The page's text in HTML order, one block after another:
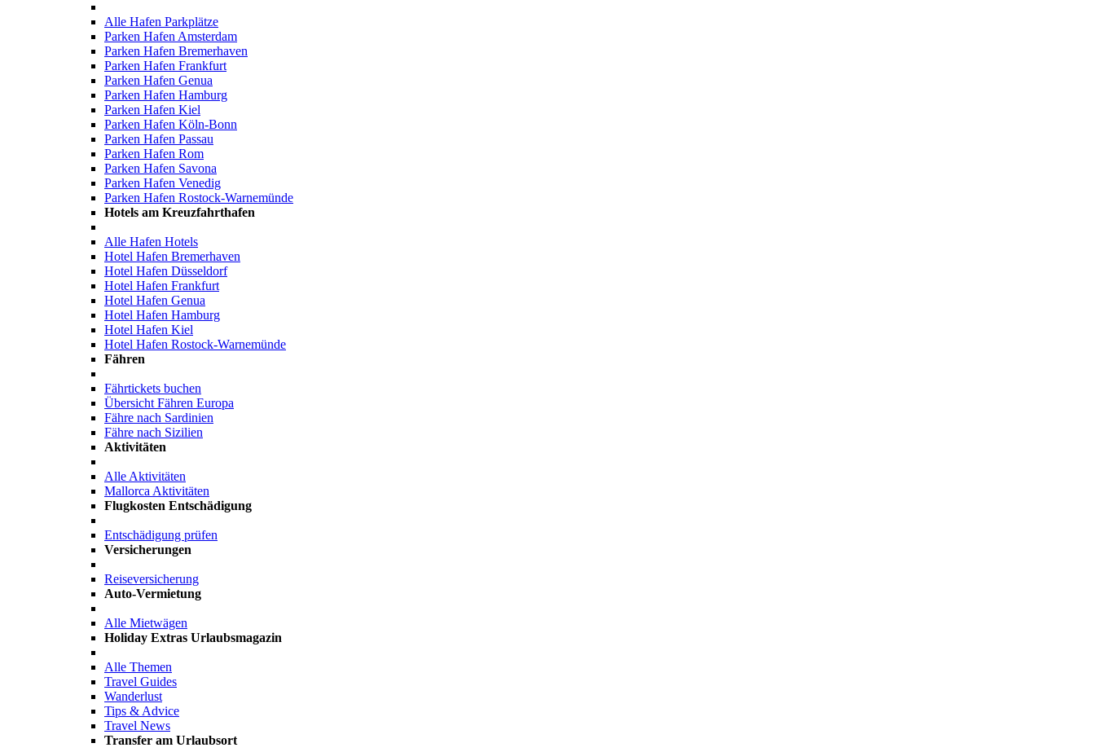
Alle Hafen Parkplätze
Parken Hafen Amsterdam
Parken Hafen Bremerhaven
Parken Hafen Frankfurt
Parken Hafen Genua
Parken Hafen Hamburg
Parken Hafen Kiel
Parken Hafen Köln-Bonn
Parken Hafen Passau
Parken Hafen Rom
Parken Hafen Savona
Parken Hafen Venedig
Parken Hafen Rostock-Warnemünde
Hotels am Kreuzfahrthafen
Alle Hafen Hotels
Hotel Hafen Bremerhaven
Hotel Hafen Düsseldorf
Hotel Hafen Frankfurt
Hotel Hafen Genua
Hotel Hafen Hamburg
Hotel Hafen Kiel
Hotel Hafen Rostock-Warnemünde
Fähren
Fährtickets buchen
Übersicht Fähren Europa
Fähre nach Sardinien
Fähre nach Sizilien
Aktivitäten
Alle Aktivitäten
Mallorca Aktivitäten
Flugkosten Entschädigung
Entschädigung prüfen
Versicherungen
Reiseversicherung
Auto-Vermietung
Alle Mietwägen
Holiday Extras Urlaubsmagazin
Alle Themen
Travel Guides
Wanderlust
Tips & Advice
Travel News
Transfer am Urlaubsort